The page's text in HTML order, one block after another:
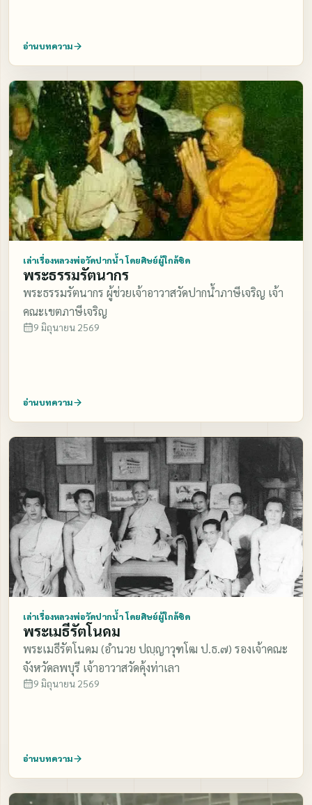
อ่านบทความ
เล่าเรื่องหลวงพ่อวัดปากน้ำ โดยศิษย์ผู้ใกล้ชิด
พระธรรมรัตนากร
พระธรรมรัตนากร ผู้ช่วยเจ้าอาวาสวัดปากน้ำภาษีเจริญ เจ้า
คณะเขตภาษีเจริญ
9 มิถุนายน 2569
อ่านบทความ
เล่าเรื่องหลวงพ่อวัดปากน้ำ โดยศิษย์ผู้ใกล้ชิด
พระเมธีรัตโนดม
พระเมธีรัตโนดม (อำนวย ปญฺญาวุฑโฒ ป.ธ.๗) รองเจ้าคณะ
จังหวัดลพบุรี เจ้าอาวาสวัดคุ้งท่าเลา
9 มิถุนายน 2569
อ่านบทความ